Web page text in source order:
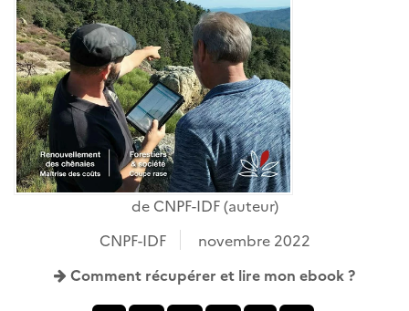
de CNPF-IDF(auteur)
CNPF-IDF
novembre 2022
Comment récupérer et lire mon ebook ?